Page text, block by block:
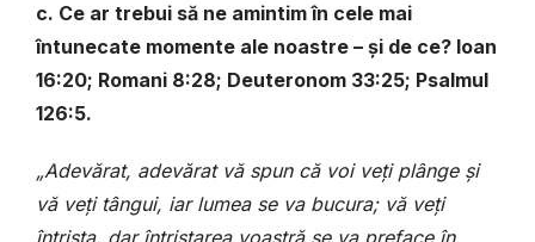
c. Ce ar trebui să ne amintim în cele mai
întunecate momente ale noastre – și de ce? Ioan
16:20; Romani 8:28; Deuteronom 33:25; Psalmul
126:5.
„Adevărat, adevărat vă spun că voi veți plânge și
vă veți tângui, iar lumea se va bucura; vă veți